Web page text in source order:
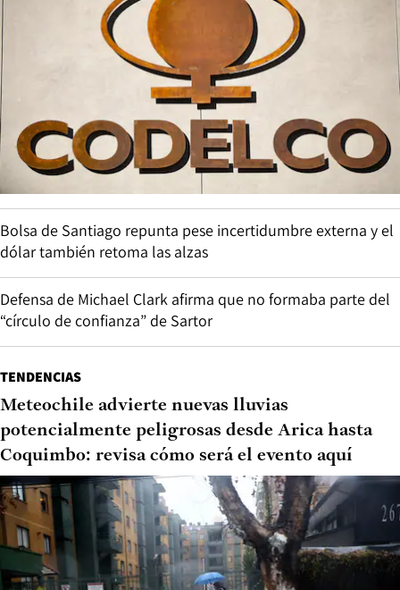
Bolsa de Santiago repunta pese incertidumbre externa y el
dólar también retoma las alzas
Defensa de Michael Clark afirma que no formaba parte del
“círculo de confianza” de Sartor
TENDENCIAS
Meteochile advierte nuevas lluvias
potencialmente peligrosas desde Arica hasta
Coquimbo: revisa cómo será el evento aquí